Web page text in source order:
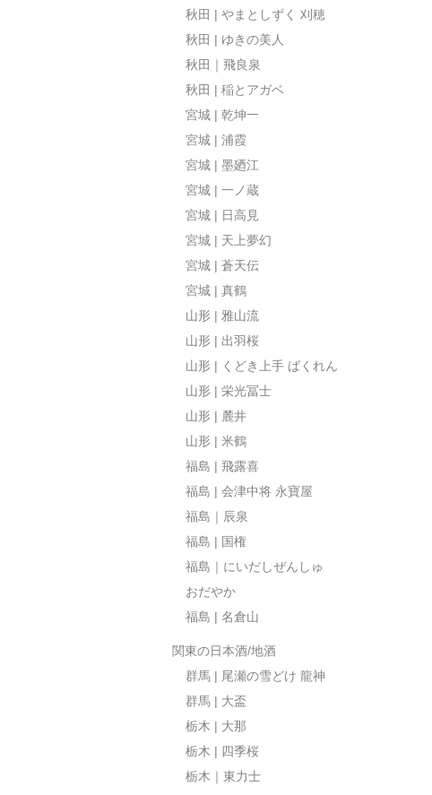
秋田 | やまとしずく 刈穂
秋田 | ゆきの美人
秋田｜飛良泉
秋田 | 稲とアガベ
宮城 | 乾坤一
宮城 | 浦霞
宮城 | 墨廼江
宮城 | 一ノ蔵
宮城 | 日高見
宮城 | 天上夢幻
宮城 | 蒼天伝
宮城 | 真鶴
山形 | 雅山流
山形 | 出羽桜
山形 | くどき上手 ばくれん
山形 | 栄光冨士
山形 | 麓井
山形 | 米鶴
福島 | 飛露喜
福島 | 会津中将 永寶屋
福島｜辰泉
福島 | 国権
福島｜にいだしぜんしゅ
おだやか
福島 | 名倉山
関東の日本酒/地酒
群馬 | 尾瀬の雪どけ 龍神
群馬 | 大盃
栃木 | 大那
栃木 | 四季桜
栃木｜東力士